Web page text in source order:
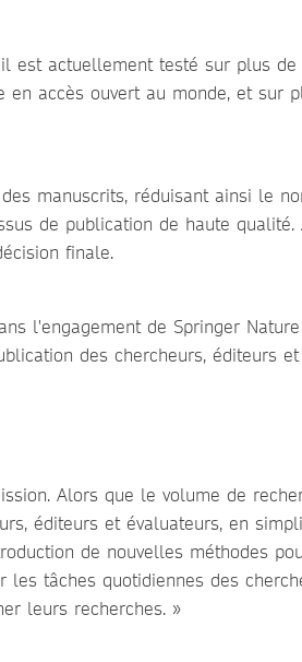
est actuellement testé sur plus
en accès ouvert au monde, et sur
manuscrits, réduisant ainsi le
de publication de haute
finale.
l'engagement de Springer
des chercheurs, éditeurs
Alors que le volume de
éditeurs et évaluateurs, en
de nouvelles méthodes
tâches quotidiennes des
leurs recherches. »